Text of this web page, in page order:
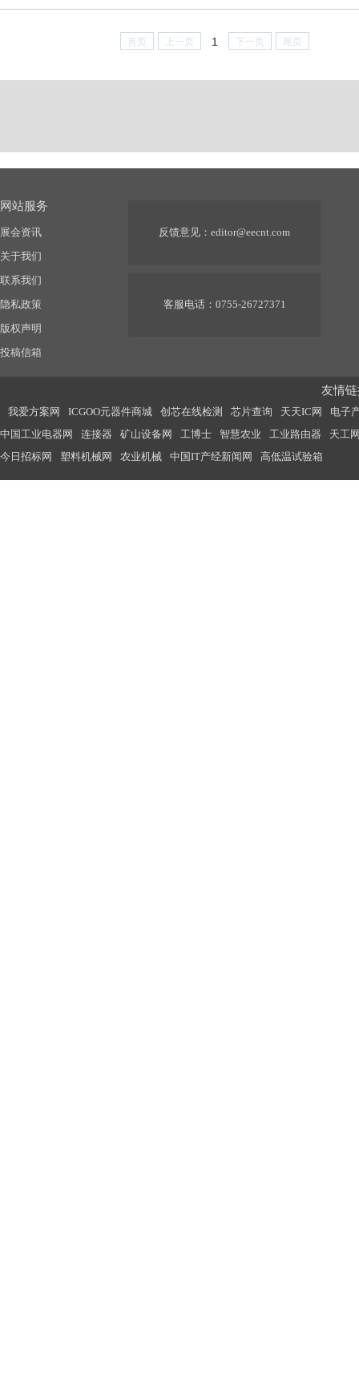
首页 上一页 1 下一页 尾页
网站服务
展会资讯
关于我们
联系我们
隐私政策
版权声明
投稿信箱
反馈意见： editor@eecnt.com
客服电话：0755-26727371
友情
我爱方案网 ICGOO元器件商城 创芯在线检测 芯片查询 天天IC网
电子
中国工业电器网
连接器 矿山设备网 工博士 智慧农业 工业路由器
天工
今日招标网
塑料机械网 农业机械 中国IT产经新闻网 高低温试验箱